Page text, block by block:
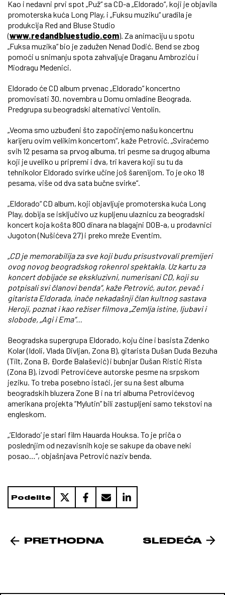
Kao i nedavni prvi spot „Puž“ sa CD-a „Eldorado“, koji je objavila
promoterska kuća Long Play, i „Fuksu muziku“ uradila je
produkcija Red and Bluse Studio
(www.redandbluestudio.com). Za animaciju u spotu
„Fuksa muzika“ bio je zadužen Nenad Dodić. Bend se zbog
pomoći u snimanju spota zahvaljuje Draganu Ambroziću i
Miodragu Medenici.
Eldorado će CD album prvenac „Eldorado“ koncertno
promovisati 30. novembra u Domu omladine Beograda.
Predgrupa su beogradski alternativci Ventolin.
„Veoma smo uzbuđeni što započinjemo našu koncertnu
karijeru ovim velikim koncertom“, kaže Petrović. „Sviraćemo
svih 12 pesama sa prvog albuma, tri pesme sa drugog albuma
koji je uveliko u pripremi i dva, tri kavera koji su tu da
tehnikolor Eldorado svirke učine još šarenijom. To je oko 18
pesama, više od dva sata bučne svirke“.
„Eldorado“ CD album, koji objavljuje promoterska kuća Long
Play, dobija se isključivo uz kupljenu ulaznicu za beogradski
koncert koja košta 800 dinara na blagajni DOB-a, u prodavnici
Jugoton (Nušićeva 27) i preko mreže Eventim.
„CD je memorabilija za sve koji budu prisustvovali premijeri
ovog novog beogradskog rokenrol spektakla. Uz kartu za
koncert dobijaće se ekskluzivni, numerisani CD, koji su
potpisali svi članovi benda“, kaže Petrović, autor, pevač i
gitarista Eldorada, inače nekadašnji član kultnog sastava
Heroji, poznat i kao režiser filmova „Zemlja istine, ljubavi i
slobode, „Agi i Ema“…
Beogradska supergrupa Eldorado, koju čine i basista Zdenko
Kolar (Idoli, Vlada Divljan, Zona B), gitarista Dušan Duda Bezuha
(Tilt, Zona B, Ðorđe Balašević) i bubnjar Dušan Ristić Rista
(Zona B), izvodi Petrovićeve autorske pesme na srpskom
jeziku. To treba posebno istaći, jer su na šest albuma
beogradskih bluzera Zone B i na tri albuma Petrovićevog
amerikana projekta “Mylutin” bili zastupljeni samo tekstovi na
engleskom.
„‘Eldorado’ je stari film Hauarda Houksa. To je priča o
poslednjim od nezavisnih koje se sakupe da obave neki
posao…“, objašnjava Petrović naziv benda.
Podelite
PRETHODNA SLEDEĆA